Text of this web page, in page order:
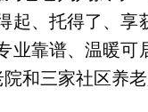
起、托得了、
业靠谱、温暖
和三家社区养老